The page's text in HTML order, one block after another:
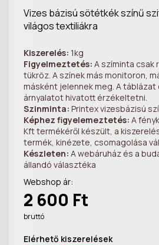
Vizes bázisú sötétkék színű
világos textiliákra
Kiszerelés: 1kg
Figyelmeztetés: A szíminta
tükröz. A színek más monitoron,
másként jelennek meg. A táblázat
árnyalatot hivatott érzékeltetni.
Szinminta: Printex vizesbázisú
Képhez figyelemeztetés: A
Kft termékéről készült, a
termék, kinézete, csomagolása
Készleten: A webáruház és a
állandó választéka
Webshop ár:
2 600 Ft
bruttó
Elérhető kiszerelések